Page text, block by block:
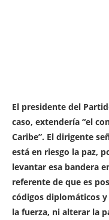
El presidente del
caso, extendería “el
Caribe”. El dirigente
está en riesgo la paz,
levantar esa bandera
referente de que es
códigos diplomáticos
la fuerza, ni alterar la